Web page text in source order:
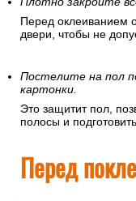
Перед оклеиванием
двери, чтобы не
Постелите на пол
картонки.
Это защитит пол,
полосы и
Перед